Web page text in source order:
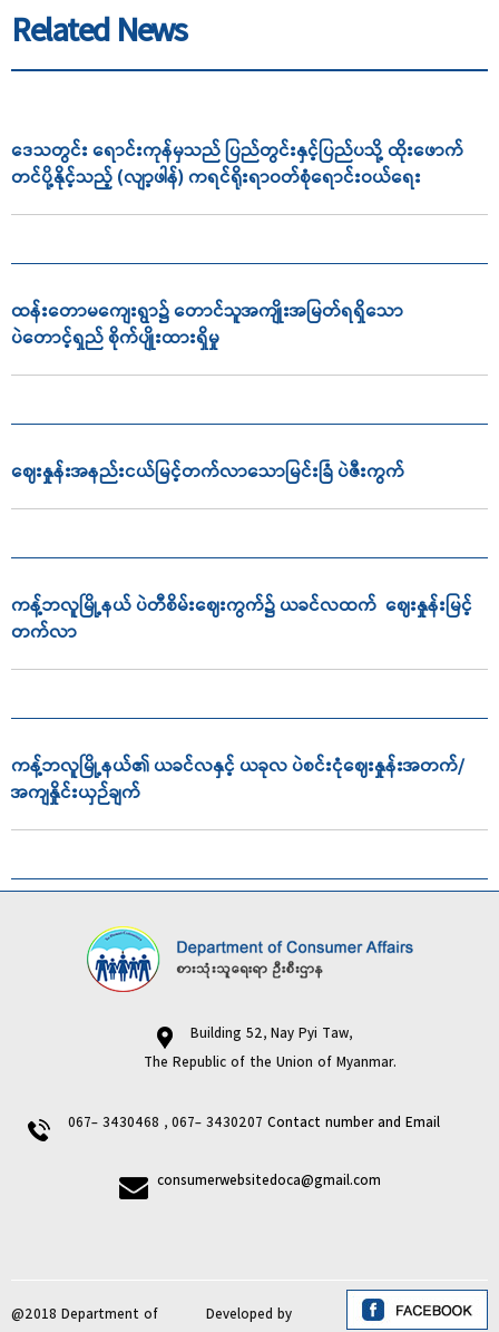
Related News
ဒေသတွင်း ရောင်းကုန်မှသည် ပြည်တွင်းနှင့်ပြည်ပသို့ ထိုးဖောက်
တင်ပို့နိုင့်သည့် (လျာ့ဖါန်) ကရင်ရိုးရာဝတ်စုံရောင်းဝယ်ရေး
ထန်းတောမကျေးရွာ၌ တောင်သူအကျိုးအမြတ်ရရှိသော
ပဲတောင့်ရှည် စိုက်ပျိုးထားရှိမှု
ဈေးနှုန်းအနည်းငယ်မြင့်တက်လာသောမြင်းခြံ ပဲဇီးကွက်
ကန့်ဘလူမြို့နယ် ပဲတီစိမ်းဈေးကွက်၌ ယခင်လထက် ဈေးနှုန်းမြင့်
တက်လာ
ကန့်ဘလူမြို့နယ်၏ ယခင်လနှင့် ယခုလ ပဲစင်းငုံဈေးနှုန်းအတက်/
အကျနှိုင်းယှဉ်ချက်
Building 52, Nay Pyi Taw,
The Republic of the Union of Myanmar.
067- 3430468 , 067- 3430207 Contact number and Email
consumerwebsitedoca@gmail.com
@2018 Department of Developed by